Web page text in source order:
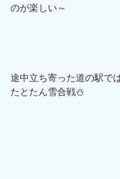
のが楽しい～
途中立ち寄った道の駅で
たとたん雪合戦⛄